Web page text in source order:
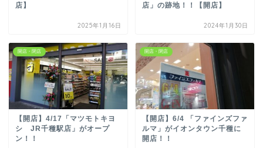
店】
2025年1月16日
店」の跡地！！【開店】
2024年1月30日
開店・閉店
【開店】4/17「マツモトキヨ
シ JR千種駅店」がオープ
ン！！
開店・閉店
【開店】6/4 「ファインズファ
ルマ」がイオンタウン千種に
開店！！